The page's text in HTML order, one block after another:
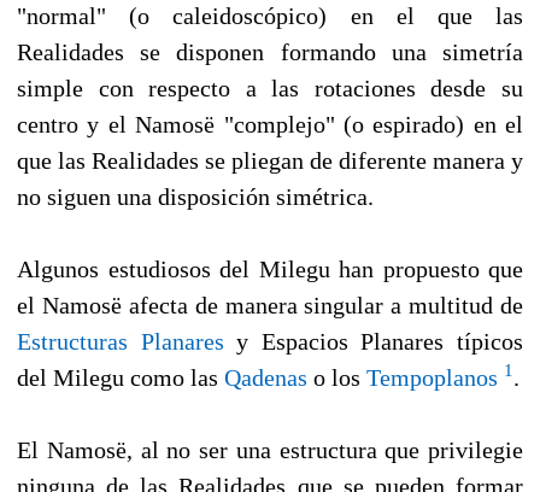
"normal" (o caleidoscópico) en el que las
Realidades se disponen formando una simetría
simple con respecto a las rotaciones desde su
centro y el Namosë "complejo" (o espirado) en el
que las Realidades se pliegan de diferente manera y
no siguen una disposición simétrica.
Algunos estudiosos del Milegu han propuesto que
el Namosë afecta de manera singular a multitud de
Estructuras Planares y Espacios Planares típicos
del Milegu como las Qadenas o los Tempoplanos 1.
El Namosë, al no ser una estructura que privilegie
ninguna de las Realidades que se pueden formar